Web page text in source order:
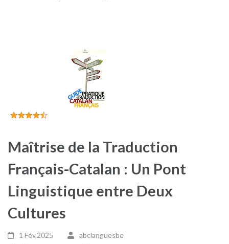
Maîtrise de la Traduction
Français-Catalan : Un Pont
Linguistique entre Deux
Cultures
1 Fév,2025
abclanguesbe